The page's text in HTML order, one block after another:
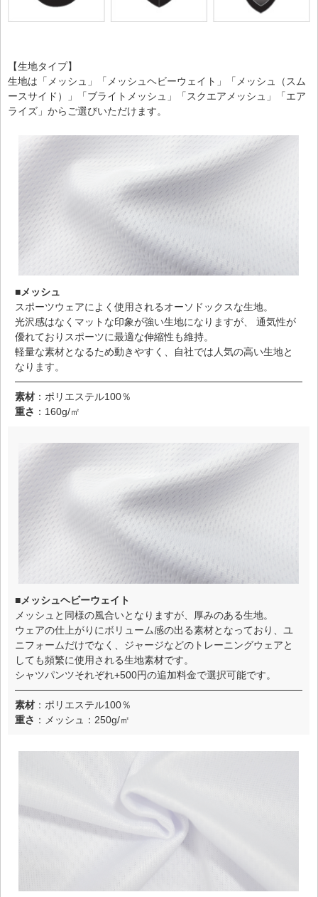
【生地タイプ】
生地は「メッシュ」「メッシュヘビーウェイト」「メッシュ（スム
ースサイド）」「ブライトメッシュ」「スクエアメッシュ」「エア
ライズ」からご選びいただけます。
■メッシュ
スポーツウェアによく使用されるオーソドックスな生地。
光沢感はなくマットな印象が強い生地になりますが、 通気性が
優れておりスポーツに最適な伸縮性も維持。
軽量な素材となるため動きやすく、自社では人気の高い生地と
なります。
素材 ：ポリエステル100％
重さ ：160g/㎡
■メッシュヘビーウェイト
メッシュと同様の風合いとなりますが、厚みのある生地。
ウェアの仕上がりにボリューム感の出る素材となっており、ユ
ニフォームだけでなく、ジャージなどのトレーニングウェアと
しても頻繁に使用される生地素材です。
シャツパンツそれぞれ+500円の追加料金で選択可能です。
素材 ：ポリエステル100％
重さ ：メッシュ：250g/㎡